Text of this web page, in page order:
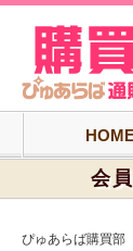
会
ぴゅあらば購買部